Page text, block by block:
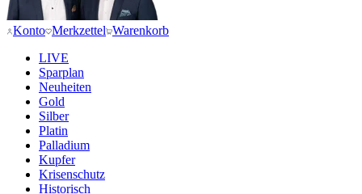
Konto Merkzettel Warenkorb
LIVE
Sparplan
Neuheiten
Gold
Silber
Platin
Palladium
Kupfer
Krisenschutz
Historisch